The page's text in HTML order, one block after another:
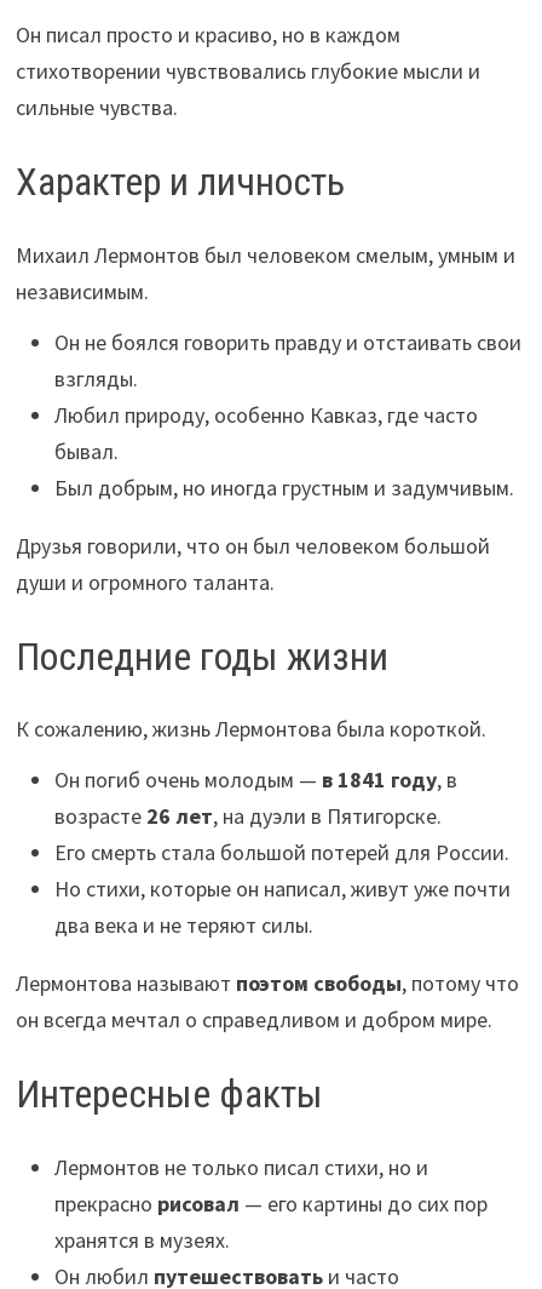
Он писал просто и красиво, но в каждом
стихотворении чувствовались глубокие мысли и
сильные чувства.
Характер и личность
Михаил Лермонтов был человеком смелым, умным и
независимым.
Он не боялся говорить правду и отстаивать свои
взгляды.
Любил природу, особенно Кавказ, где часто
бывал.
Был добрым, но иногда грустным и задумчивым.
Друзья говорили, что он был человеком большой
души и огромного таланта.
Последние годы жизни
К сожалению, жизнь Лермонтова была короткой.
Он погиб очень молодым — в 1841 году, в
возрасте 26 лет, на дуэли в Пятигорске.
Его смерть стала большой потерей для России.
Но стихи, которые он написал, живут уже почти
два века и не теряют силы.
Лермонтова называют поэтом свободы, потому что
он всегда мечтал о справедливом и добром мире.
Интересные факты
Лермонтов не только писал стихи, но и
прекрасно рисовал — его картины до сих пор
хранятся в музеях.
Он любил путешествоватьи часто